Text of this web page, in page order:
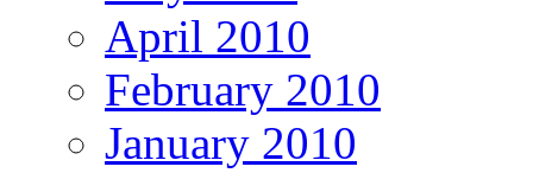
April 2010
February 2010
January 2010